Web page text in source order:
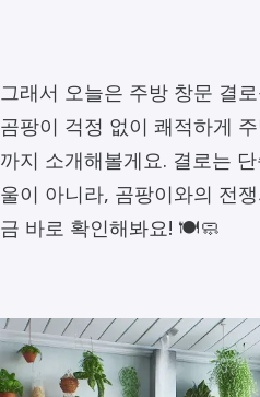
그래서 오늘은 주방 창문 결
곰팡이 걱정 없이 쾌적하게
까지 소개해볼게요. 결로는
울이 아니라, 곰팡이와의 전
금 바로 확인해봐요! 🍽️🧼